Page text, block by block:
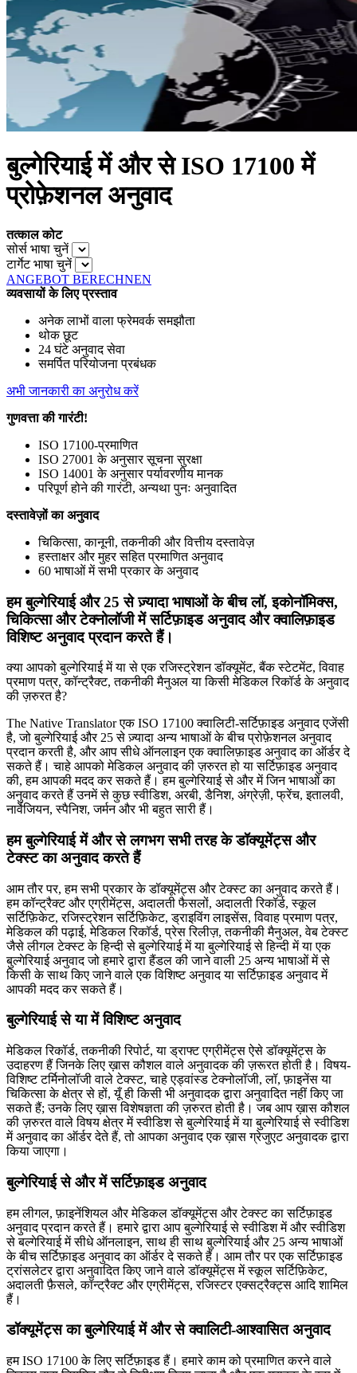
बुल्गेरियाई में और से ISO 17100 में
प्रोफ़ेशनल अनुवाद
तत्काल कोट
सोर्स भाषा चुनें
टार्गेट भाषा चुनें
ANGEBOT BERECHNEN
व्यवसायों के लिए प्रस्ताव
अनेक लाभों वाला फ्रेमवर्क समझौता
थोक छूट
24 घंटे अनुवाद सेवा
समर्पित परियोजना प्रबंधक
अभी जानकारी का अनुरोध करें
गुणवत्ता की गारंटी!
ISO 17100-प्रमाणित
ISO 27001 के अनुसार सूचना सुरक्षा
ISO 14001 के अनुसार पर्यावरणीय मानक
परिपूर्ण होने की गारंटी, अन्यथा पुनः अनुवादित
दस्तावेज़ों का अनुवाद
चिकित्सा, कानूनी, तकनीकी और वित्तीय दस्तावेज़
हस्ताक्षर और मुहर सहित प्रमाणित अनुवाद
60 भाषाओं में सभी प्रकार के अनुवाद
हम बुल्गेरियाई और 25 से ज़्यादा भाषाओं के बीच लॉ, इकोनॉमिक्स,
चिकित्सा और टेक्नोलॉजी में सर्टिफ़ाइड अनुवाद और क्वालिफ़ाइड
विशिष्ट अनुवाद प्रदान करते हैं।
क्या आपको बुल्गेरियाई में या से एक रजिस्ट्रेशन डॉक्यूमेंट, बैंक स्टेटमेंट, विवाह
प्रमाण पत्र, कॉन्ट्रैक्ट, तकनीकी मैनुअल या किसी मेडिकल रिकॉर्ड के अनुवाद
की ज़रुरत है?
The Native Translator एक ISO 17100 क्वालिटी-सर्टिफ़ाइड अनुवाद एजेंसी
है, जो बुल्गेरियाई और 25 से ज़्यादा अन्य भाषाओं के बीच प्रोफ़ेशनल अनुवाद
प्रदान करती है, और आप सीधे ऑनलाइन एक क्वालिफ़ाइड अनुवाद का ऑर्डर दे
सकते हैं। चाहे आपको मेडिकल अनुवाद की ज़रुरत हो या सर्टिफ़ाइड अनुवाद
की, हम आपकी मदद कर सकते हैं। हम बुल्गेरियाई से और में जिन भाषाओं का
अनुवाद करते हैं उनमें से कुछ स्वीडिश, अरबी, डैनिश, अंग्रेज़ी, फ्रेंच, इतालवी,
नार्वेजियन, स्पैनिश, जर्मन और भी बहुत सारी हैं।
हम बुल्गेरियाई में और से लगभग सभी तरह के डॉक्यूमेंट्स और
टेक्स्ट का अनुवाद करते हैं
आम तौर पर, हम सभी प्रकार के डॉक्यूमेंट्स और टेक्स्ट का अनुवाद करते हैं।
हम कॉन्ट्रैक्ट और एग्रीमेंट्स, अदालती फैसलों, अदालती रिकॉर्ड, स्कूल
सर्टिफ़िकेट, रजिस्ट्रेशन सर्टिफ़िकेट, ड्राइविंग लाइसेंस, विवाह प्रमाण पत्र,
मेडिकल की पढ़ाई, मेडिकल रिकॉर्ड, प्रेस रिलीज़, तकनीकी मैनुअल, वेब टेक्स्ट
जैसे लीगल टेक्स्ट के हिन्दी से बुल्गेरियाई में या बुल्गेरियाई से हिन्दी में या एक
बुल्गेरियाई अनुवाद जो हमारे द्वारा हैंडल की जाने वाली 25 अन्य भाषाओं में से
किसी के साथ किए जाने वाले एक विशिष्ट अनुवाद या सर्टिफ़ाइड अनुवाद में
आपकी मदद कर सकते हैं।
बुल्गेरियाई से या में विशिष्ट अनुवाद
मेडिकल रिकॉर्ड, तकनीकी रिपोर्ट, या ड्राफ्ट एग्रीमेंट्स ऐसे डॉक्यूमेंट्स के
उदाहरण हैं जिनके लिए ख़ास कौशल वाले अनुवादक की ज़रूरत होती है। विषय-
विशिष्ट टर्मिनोलॉजी वाले टेक्स्ट, चाहे एड्वांस्ड टेक्नोलॉजी, लॉ, फ़ाइनेंस या
चिकित्सा के क्षेत्र से हों, यूँ ही किसी भी अनुवादक द्वारा अनुवादित नहीं किए जा
सकते हैं; उनके लिए ख़ास विशेषज्ञता की ज़रुरत होती है। जब आप ख़ास कौशल
की ज़रुरत वाले विषय क्षेत्र में स्वीडिश से बुल्गेरियाई में या बुल्गेरियाई से स्वीडिश
में अनुवाद का ऑर्डर देते हैं, तो आपका अनुवाद एक ख़ास ग्रेजुएट अनुवादक द्वारा
किया जाएगा।
बुल्गेरियाई से और में सर्टिफ़ाइड अनुवाद
हम लीगल, फ़ाइनेंशियल और मेडिकल डॉक्यूमेंट्स और टेक्स्ट का सर्टिफ़ाइड
अनुवाद प्रदान करते हैं। हमारे द्वारा आप बुल्गेरियाई से स्वीडिश में और स्वीडिश
से बल्गेरियाई में सीधे ऑनलाइन, साथ ही साथ बुल्गेरियाई और 25 अन्य भाषाओं
के बीच सर्टिफ़ाइड अनुवाद का ऑर्डर दे सकते हैं। आम तौर पर एक सर्टिफ़ाइड
ट्रांसलेटर द्वारा अनुवादित किए जाने वाले डॉक्यूमेंट्स में स्कूल सर्टिफ़िकेट,
अदालती फ़ैसले, कॉन्ट्रैक्ट और एग्रीमेंट्स, रजिस्टर एक्सट्रैक्ट्स आदि शामिल
हैं।
डॉक्यूमेंट्स का बुल्गेरियाई में और से क्वालिटी-आश्वासित अनुवाद
हम ISO 17100 के लिए सर्टिफ़ाइड हैं। हमारे काम को प्रमाणित करने वाले